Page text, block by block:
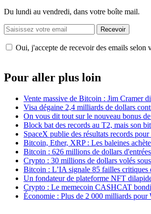
Du lundi au vendredi, dans votre boîte mail.
Recevoir
Oui, j'accepte de recevoir des emails selon
Pour aller plus loin
Vente massive de Bitcoin : Jim Cramer
Visa dégaine 2,4 milliards de dollars
On vous dit tout sur le nouveau bonus
Block bat des records au T2, mais son
SpaceX publie des résultats records
Bitcoin, Ether, XRP : Les baleines
Bitcoin : 626 millions de dollars
Crypto : 30 millions de dollars volés
Bitcoin : L’IA signale 85 failles critiques
Un fondateur de plateforme NFT
Crypto : Le memecoin CASHCAT
Économie : Plus de 2 000 milliards